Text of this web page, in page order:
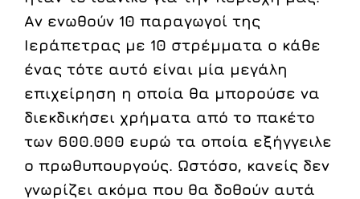
Αν ενωθούν 10 παραγωγοί της
Ιεράπετρας με 10 στρέμματα ο κάθε
ένας τότε αυτό είναι μία μεγάλη
επιχείρηση η οποία θα μπορούσε να
διεκδικήσει χρήματα από το πακέτο
των 600.000 ευρώ τα οποία εξήγγειλε
ο πρωθυπουργούς. Ωστόσο, κανείς δεν
γνωρίζει ακόμα που θα δοθούν αυτά